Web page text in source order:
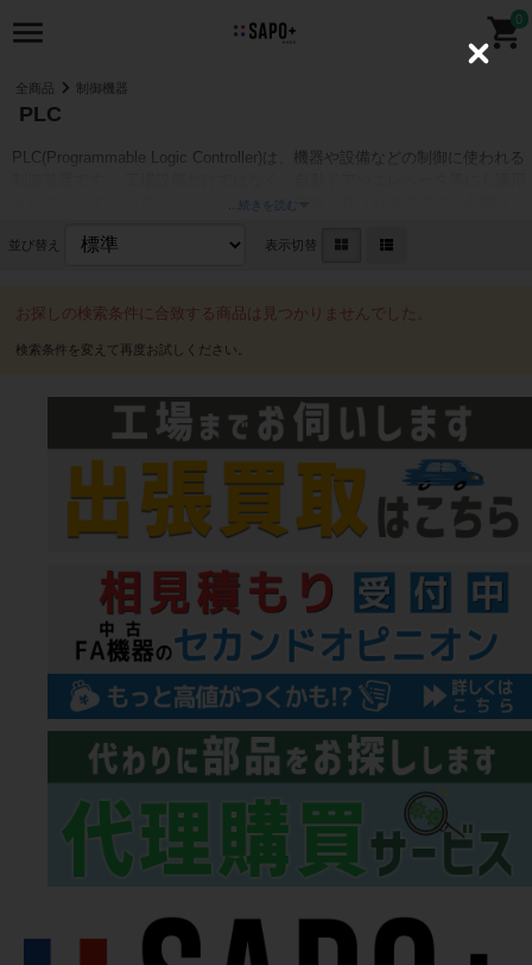
0
全商品 制御機器
PLC
PLC(Programmable Logic Controller)は、機器や設備などの制御に使われる
されています。 以前はリレーシーケンス制御と呼ばれる方式で、各機器に
置として開発されたPLCでプログラムによる制御に置き換わっています。
PLCと同様に一般的に浸透しました。PLCの高価買取についてはコチラ
...続きを読む
並び替え 表示切替
お探しの検索条件に合致する商品は見つかりませんでした。
C